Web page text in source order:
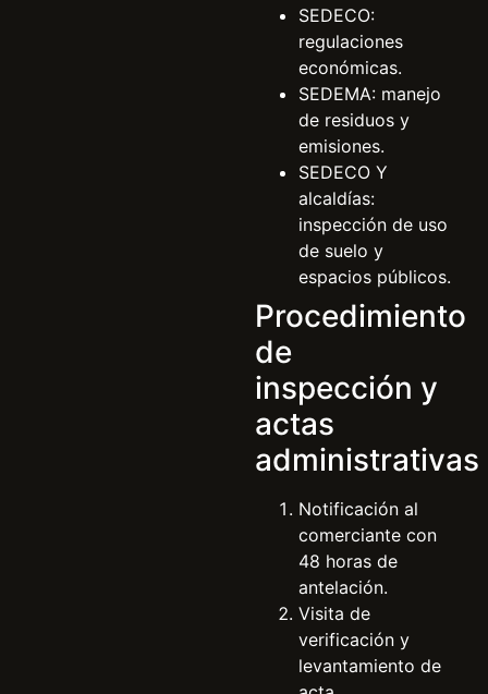
SEDECO:
regulaciones
económicas.
SEDEMA: manejo
de residuos y
emisiones.
SEDECO Y
alcaldías:
inspección de uso
de suelo y
espacios públicos.
Procedimiento
de
inspección y
actas
administrativas
Notificación al
comerciante con
48 horas de
antelación.
Visita de
verificación y
levantamiento de